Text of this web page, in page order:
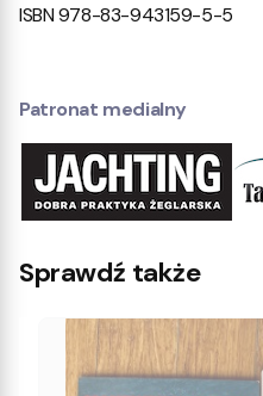
ISBN 978-83-943159-5-5
Patronat medialny
Sprawdź także